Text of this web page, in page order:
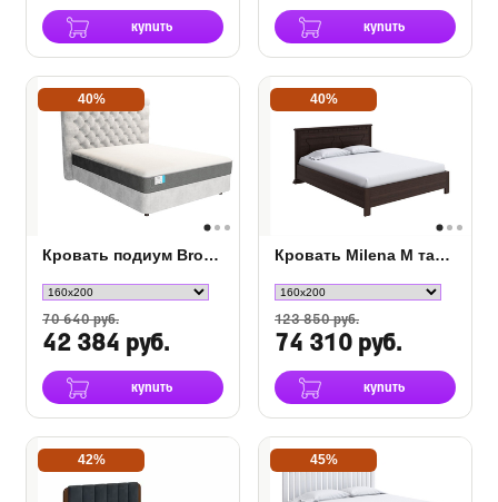
купить купить
40%
Кровать подиум Brooklyn с основанием Raibox
70 640 руб.
42 384 руб.
купить
40%
Кровать Milena М тахта с подъемным механизмом
123 850 руб.
74 310 руб.
купить
42% 45%